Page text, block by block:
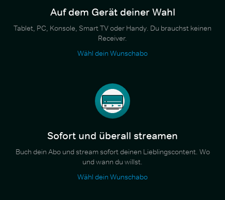
Auf dem Gerät deiner Wahl
Tablet, PC, Konsole, Smart TV oder Handy. Du brauchst keinen
Receiver.
Wähl dein Wunschabo
Sofort und überall streamen
Buch dein Abo und stream sofort deinen Lieblingscontent. Wo
und wann du willst.
Wähl dein Wunschabo